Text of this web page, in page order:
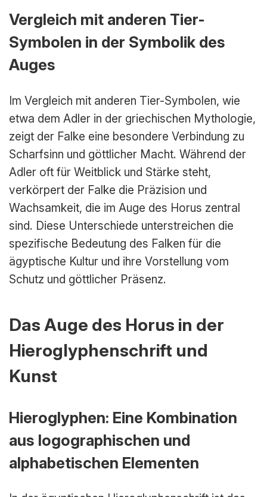
Vergleich mit anderen Tier-
Symbolen in der Symbolik des
Auges
Im Vergleich mit anderen Tier-Symbolen, wie
etwa dem Adler in der griechischen Mythologie,
zeigt der Falke eine besondere Verbindung zu
Scharfsinn und göttlicher Macht. Während der
Adler oft für Weitblick und Stärke steht,
verkörpert der Falke die Präzision und
Wachsamkeit, die im Auge des Horus zentral
sind. Diese Unterschiede unterstreichen die
spezifische Bedeutung des Falken für die
ägyptische Kultur und ihre Vorstellung vom
Schutz und göttlicher Präsenz.
Das Auge des Horus in der
Hieroglyphenschrift und
Kunst
Hieroglyphen: Eine Kombination
aus logographischen und
alphabetischen Elementen